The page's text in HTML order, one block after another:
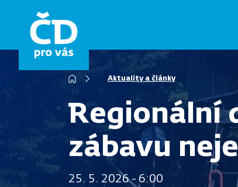
hlavnímu
Drobečková
navigace
Aktuality a články
Regionální
zábavu
25. 5. 2026 - 6:00